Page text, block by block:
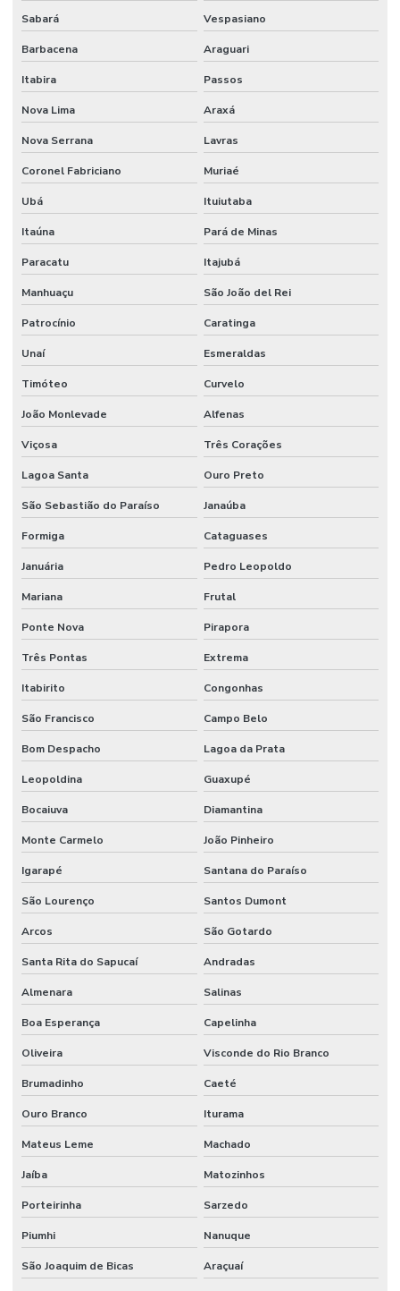
Manômetro De Pressão Inox Vertical
Manômetro De Pressão Npt Horizontal Em São Paulo
Mola Proteção Plástica
Onde Comprar Válvula Esfera Bi Partida
Onde Encontrar Conexão Instantânea Plástica Em Minas Gerais
Preço Registro Gaveta Pleno Em Minas Gerais
Registro Gaveta Pleno
Tomador Pressão
Tubo Flexível Inox
Tubo Galvanizado
Válvula Borboleta Wafer 150lbs
Válvula De Esfera
Válvula De Pé
Válvula De Retenção
Válvula De Retenção Tipo Wafer Para Indústria
Válvula Esfera Alta Pressão
Válvula Esfera Bi Partida Preço
Válvula Esfera Flange
Válvula Esfera Monobloco
Válvula Gaveta 150lbs Preço
Válvula Pneumática
Válvula Retenção Horizontal
Válvula Retenção Vertical
Válvula Solenóide
Válvula Solenóide 5 3 Vias Preço
Venda De Conexões Galvanizadas
Venda De Mangote Em São Paulo
Venda De Mangueira Pvc Minas Gerais
Venda De Tubo Galvanizado
Sabará Vespasiano
Barbacena Araguari
Itabira Passos
Nova Lima Araxá
Nova Serrana Lavras
Coronel Fabriciano Muriaé
Ubá Ituiutaba
Itaúna Pará de Minas
Paracatu Itajubá
Manhuaçu São João del Rei
Patrocínio Caratinga
Unaí Esmeraldas
Timóteo Curvelo
João Monlevade Alfenas
Viçosa Três Corações
Lagoa Santa Ouro Preto
São Sebastião do Paraíso Janaúba
Formiga Cataguases
Januária Pedro Leopoldo
Mariana Frutal
Ponte Nova Pirapora
Três Pontas Extrema
Itabirito Congonhas
São Francisco Campo Belo
Bom Despacho Lagoa da Prata
Leopoldina Guaxupé
Bocaiuva Diamantina
Monte Carmelo João Pinheiro
Igarapé Santana do Paraíso
São Lourenço Santos Dumont
Arcos São Gotardo
Santa Rita do Sapucaí Andradas
Almenara Salinas
Boa Esperança Capelinha
Oliveira Visconde do Rio Branco
Brumadinho Caeté
Ouro Branco Iturama
Mateus Leme Machado
Jaíba Matozinhos
Porteirinha Sarzedo
Piumhi Nanuque
São Joaquim de Bicas Araçuaí